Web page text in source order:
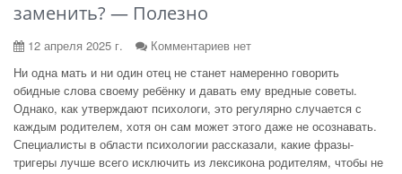
заменить? — Полезно
12 апреля 2025 г.
Комментариев нет
Ни одна мать и ни один отец не станет намеренно говорить
обидные слова своему ребёнку и давать ему вредные советы.
Однако, как утверждают психологи, это регулярно случается с
каждым родителем, хотя он сам может этого даже не осознавать.
Специалисты в области психологии рассказали, какие фразы-
тригеры лучше всего исключить из лексикона родителям, чтобы не